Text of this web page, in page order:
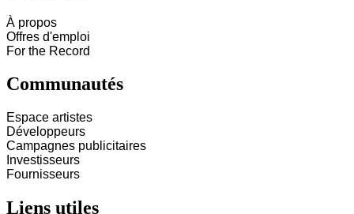
À propos
Offres d'emploi
For the Record
Communautés
Espace artistes
Développeurs
Campagnes publicitaires
Investisseurs
Fournisseurs
Liens utiles